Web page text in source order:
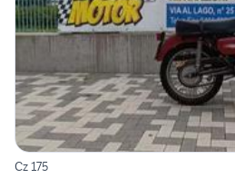
Cz 175